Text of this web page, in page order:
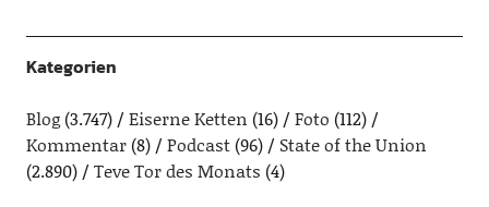
Kategorien
Blog(3.747) Eiserne Ketten (16) Foto (112)
Kommentar(8) Podcast(96)
State of the Union
(2.890)
Teve Tor des Monats (4)